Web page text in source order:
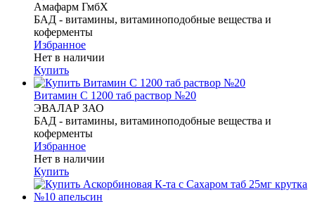
Амафарм ГмбХ
БАД - витамины, витаминоподобные вещества и
коферменты
Избранное
Нет в наличии
Купить
Витамин С 1200 таб раствор №20
ЭВАЛАР ЗАО
БАД - витамины, витаминоподобные вещества и
коферменты
Избранное
Нет в наличии
Купить